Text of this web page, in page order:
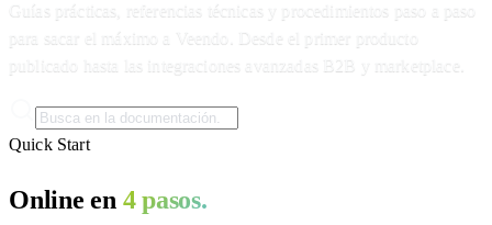
Guías prácticas, referencias técnicas y procedimientos paso a paso
para sacar el máximo a Veendo. Desde el primer producto
publicado hasta las integraciones avanzadas B2B y marketplace.
Quick Start
Online en 4 pasos.